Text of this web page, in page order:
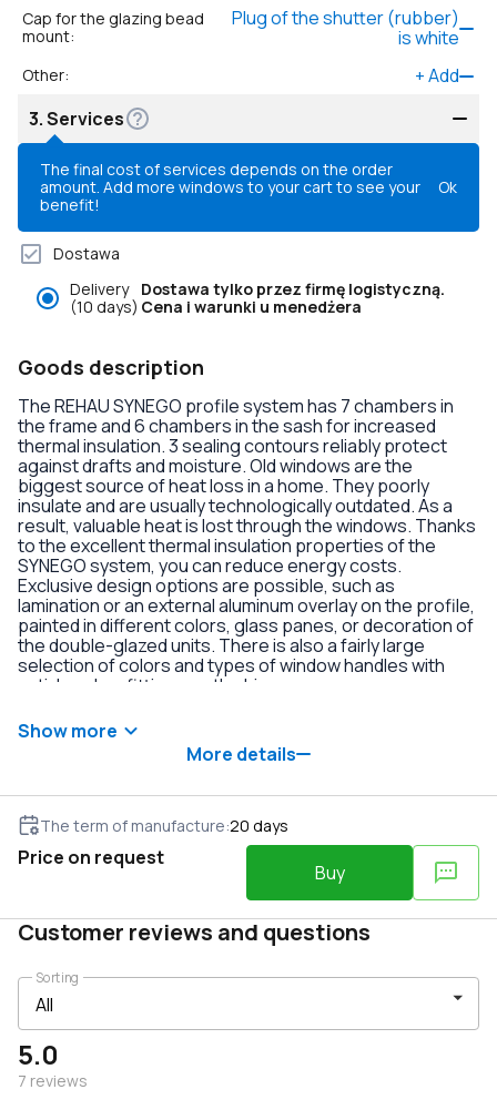
Cap for the glazing bead
mount:
Plug of the shutter (rubber)
is white
Other: +Add
3.Services
The final cost of services depends on the order
amount. Add more windows to your cart to see your
benefit!
Ok
Dostawa
Delivery
(10 days)
Dostawa tylko przez firmę logistyczną.
Cena i warunki u menedżera
Goods description
The REHAU SYNEGO profile system has 7 chambers in
the frame and 6 chambers in the sash for increased
thermal insulation. 3 sealing contours reliably protect
against drafts and moisture. Old windows are the
biggest source of heat loss in a home. They poorly
insulate and are usually technologically outdated. As a
result, valuable heat is lost through the windows. Thanks
to the excellent thermal insulation properties of the
SYNEGO system, you can reduce energy costs.
Exclusive design options are possible, such as
lamination or an external aluminum overlay on the profile,
painted in different colors, glass panes, or decoration of
the double-glazed units. There is also a fairly large
selection of colors and types of window handles with
anti-burglary fittings on the hinges.
Show more
More details
The term of manufacture:20 days
Price on request
Buy
Customer reviews and questions
5.0
7 reviews
Sorting